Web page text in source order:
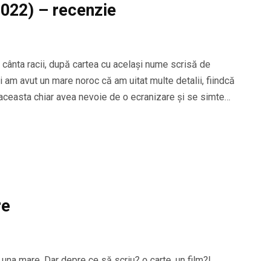
– recenzie
racii, după cartea cu același nume scrisă de
avut un mare noroc că am uitat multe detalii, fiindcă
chiar avea nevoie de o ecranizare și se simte…